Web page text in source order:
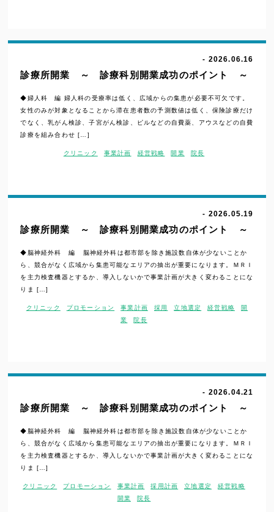
- 2026.06.16
診療所開業 ～ 診療科別開業成功のポイント ～
◆婦人科 編 婦人科の受療率は低く、広域からの集患が必要不可欠です。
女性のみが対象となることから滞在患者数の予測数値は低く、保険診療だけ
でなく、乳がん検診、子宮がん検診、ピルなどの自費薬、アウスなどの自費
診療を組み合わせ […]
クリニック 事業計画 経営戦略 開業 院長
- 2026.05.19
診療所開業 ～ 診療科別開業成功のポイント ～
◆脳神経外科 編 脳神経外科は都市部を除き施設数自体が少ないことか
ら、競合がなく広域から集患可能なエリアの抽出が重要になります。ＭＲＩ
を主力検査機器とするか、導入しないかで事業計画が大きく変わることにな
りま […]
クリニック プロモーション 事業計画 採用 立地選定 経営戦略
開
業
院長
- 2026.04.21
診療所開業 ～ 診療科別開業成功のポイント ～
◆脳神経外科 編 脳神経外科は都市部を除き施設数自体が少ないことか
ら、競合がなく広域から集患可能なエリアの抽出が重要になります。ＭＲＩ
を主力検査機器とするか、導入しないかで事業計画が大きく変わることにな
りま […]
クリニック プロモーション 事業計画 採用計画 立地選定
経営戦略
開業
院長